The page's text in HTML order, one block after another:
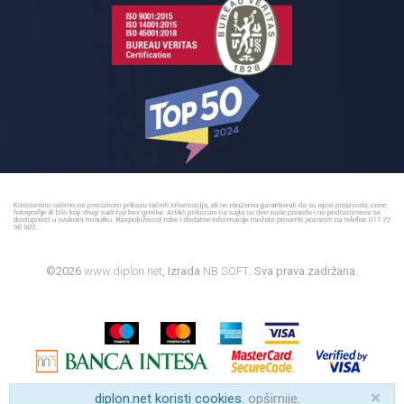
©2026 www.diplon.net , Izrada NB SOFT . Sva prava zadržana.
×
diplon.net koristi cookies. opširnije.